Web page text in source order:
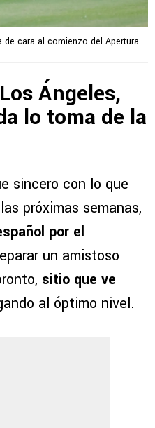
de cara al comienzo del Apertura
Ángeles,
lo toma de la
sincero con lo que
próximas semanas,
por el
un amistoso
sitio que ve
al óptimo nivel.